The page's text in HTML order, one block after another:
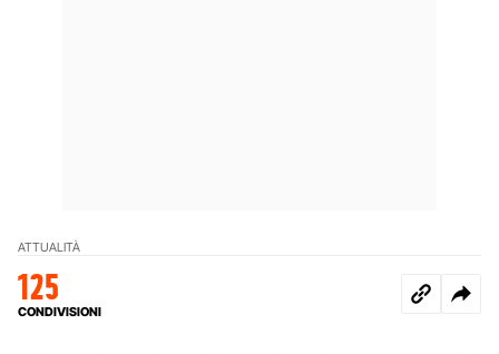
ATTUALITÀ
125
CONDIVISIONI